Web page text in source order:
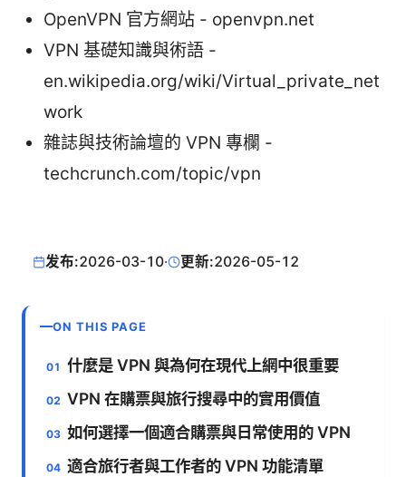
OpenVPN 官方網站 - openvpn.net
VPN 基礎知識與術語 -
en.wikipedia.org/wiki/Virtual_private_net
work
雜誌與技術論壇的 VPN 專欄 -
techcrunch.com/topic/vpn
发布:2026-03-10· 更新:2026-05-12
ON THIS PAGE
什麼是 VPN 與為何在現代上網中很重要
VPN 在購票與旅行搜尋中的實用價值
如何選擇一個適合購票與日常使用的 VPN
適合旅行者與工作者的 VPN 功能清單